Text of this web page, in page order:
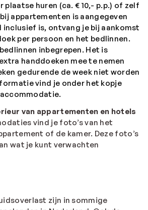
plaatse huren (ca. € 10,- p.p.) of zelf
appartementen is aangegeven
is, ontvang je bij aankomst
per persoon en het bedlinnen.
inbegrepen. Het is
handdoeken mee te nemen
gedurende de week niet worden
vind je onder het kopje
van appartementen en hotels
vind je foto’s van het
of de kamer. Deze foto’s
wat je kunt verwachten
zijn in sommige